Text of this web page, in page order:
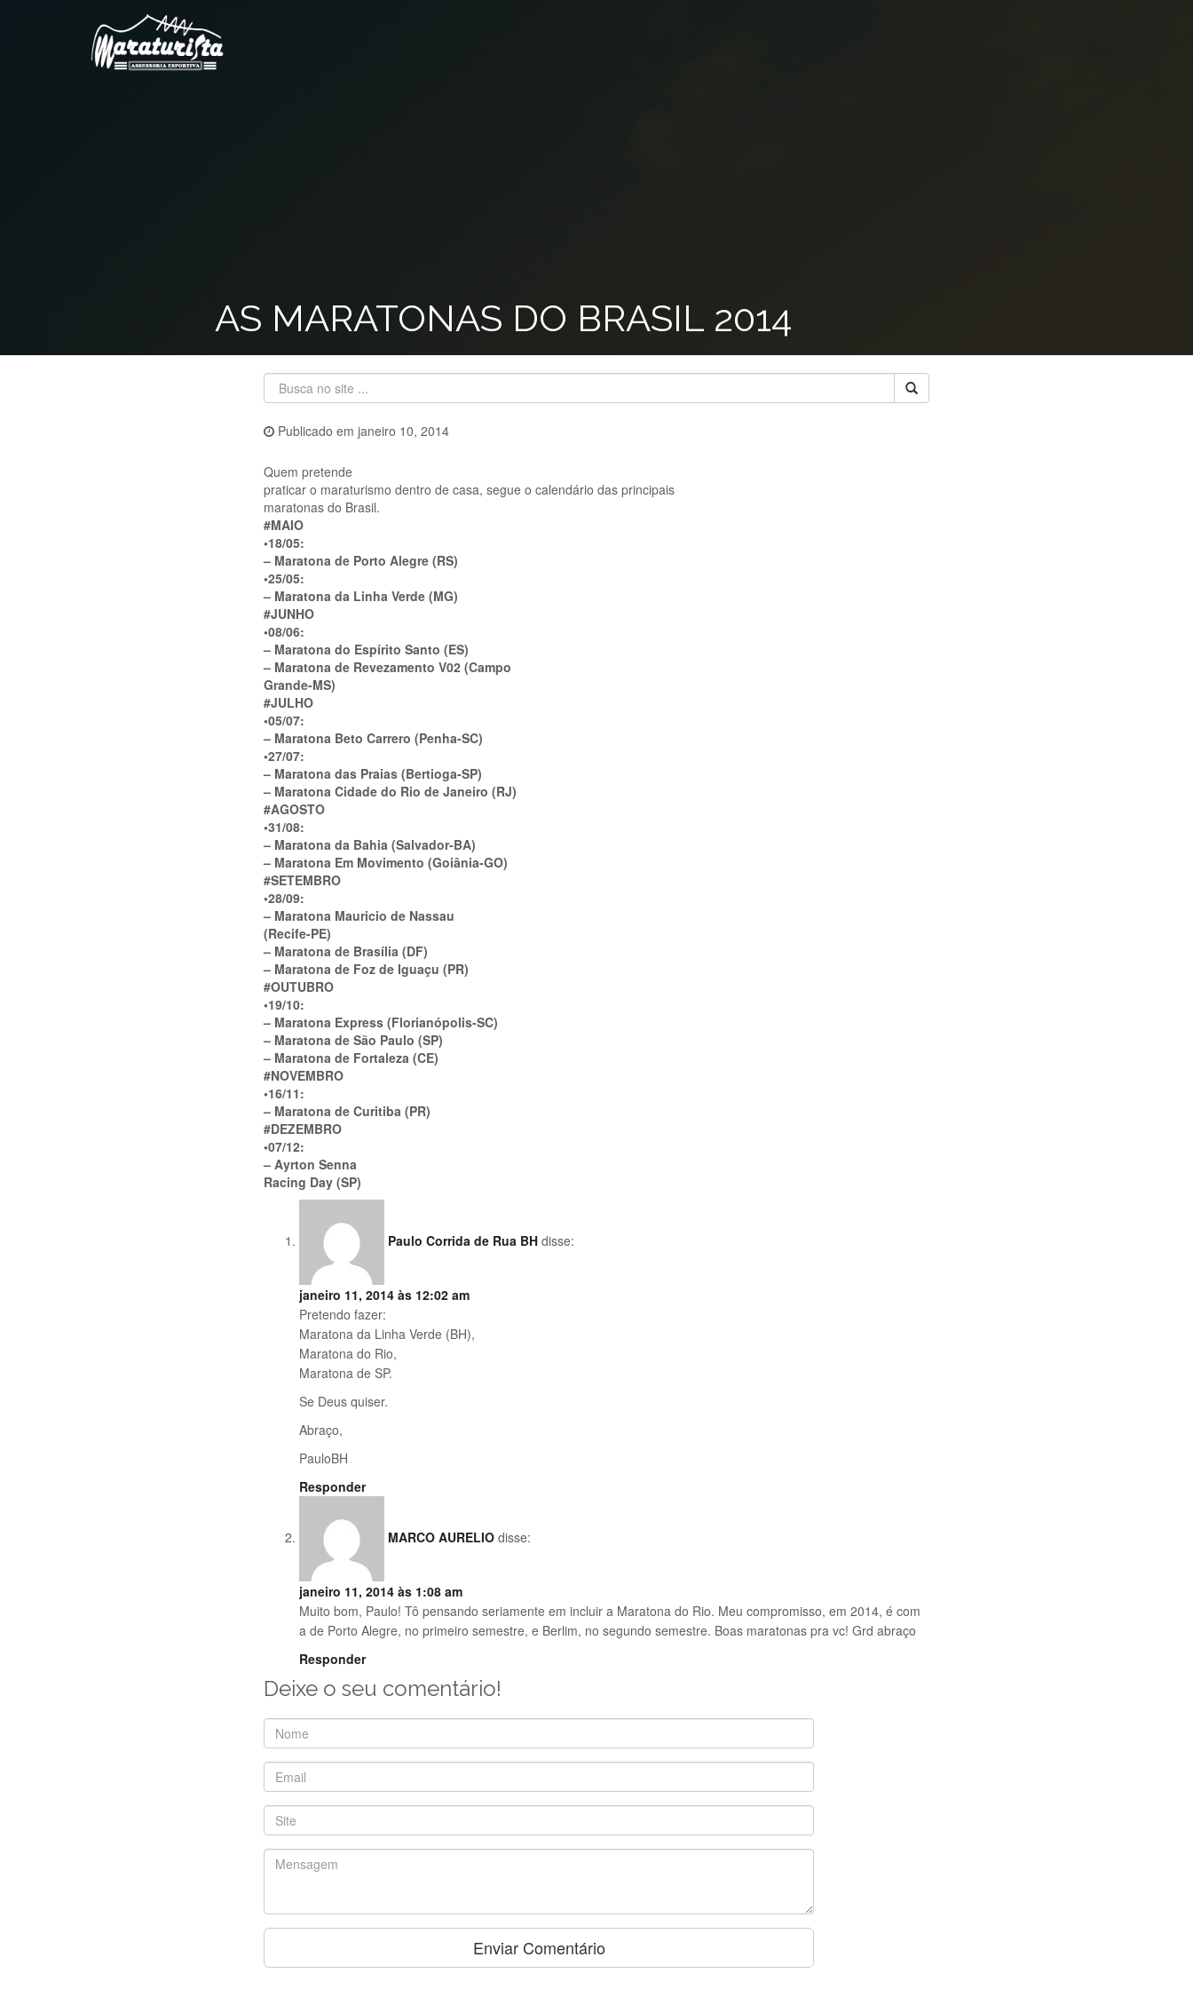
AS MARATONAS DO BRASIL 2014
Publicado em janeiro 10, 2014
Quem pretende
praticar o maraturismo dentro de casa, segue o calendário das principais
maratonas do Brasil.
#MAIO
•18/05:
– Maratona de Porto Alegre (RS)
•25/05:
– Maratona da Linha Verde (MG)
#JUNHO
•08/06:
– Maratona do Espírito Santo (ES)
– Maratona de Revezamento V02 (Campo
Grande-MS)
#JULHO
•05/07:
– Maratona Beto Carrero (Penha-SC)
•27/07:
– Maratona das Praias (Bertioga-SP)
– Maratona Cidade do Rio de Janeiro (RJ)
#AGOSTO
•31/08:
– Maratona da Bahia (Salvador-BA)
– Maratona Em Movimento (Goiânia-GO)
#SETEMBRO
•28/09:
– Maratona Mauricio de Nassau
(Recife-PE)
– Maratona de Brasília (DF)
– Maratona de Foz de Iguaçu (PR)
#OUTUBRO
•19/10:
– Maratona Express (Florianópolis-SC)
– Maratona de São Paulo (SP)
– Maratona de Fortaleza (CE)
#NOVEMBRO
•16/11:
– Maratona de Curitiba (PR)
#DEZEMBRO
•07/12:
– Ayrton Senna
Racing Day (SP)
Paulo Corrida de Rua BH disse:
janeiro 11, 2014 às 12:02 am
Pretendo fazer:
Maratona da Linha Verde (BH),
Maratona do Rio,
Maratona de SP.
Se Deus quiser.
Abraço,
PauloBH
Responder
MARCO AURELIO disse:
janeiro 11, 2014 às 1:08 am
Muito bom, Paulo! Tô pensando seriamente em incluir a Maratona do Rio. Meu compromisso, em 2014, é com
a de Porto Alegre, no primeiro semestre, e Berlim, no segundo semestre. Boas maratonas pra vc! Grd abraço
Responder
Deixe o seu comentário!